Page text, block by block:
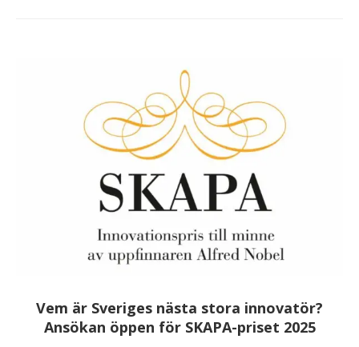
Vem är Sveriges nästa stora innovatör?
Ansökan öppen för SKAPA-priset 2025